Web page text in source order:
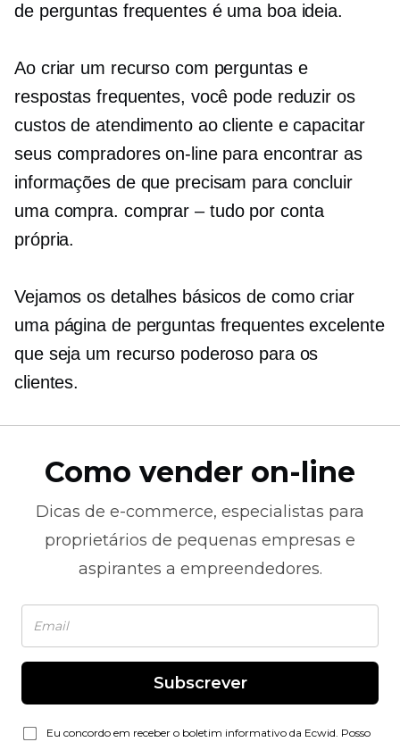
de perguntas frequentes é uma boa ideia.
Ao criar um recurso com perguntas e
respostas frequentes, você pode reduzir os
custos de atendimento ao cliente e capacitar
seus compradores on-line para encontrar as
informações de que precisam para concluir
uma compra. comprar – tudopor conta
própria.
Vejamos os detalhes básicos de como criar
uma página de perguntas frequentes excelente
que seja um recurso poderoso para os
clientes.
Como vender on-line
Dicas de e-commerce, especialistas para
proprietários de pequenas empresas e
aspirantes a empreendedores.
Subscrever
Eu concordo em receber o boletim informativo da Ecwid. Posso